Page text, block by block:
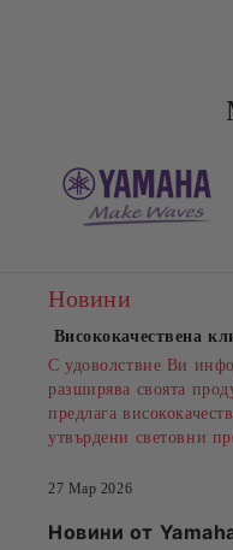
Новини
Висококачествена
С удоволствие Ви
разширява своята
предлага
утвърдени световни
27 Мар 2026
Новини от